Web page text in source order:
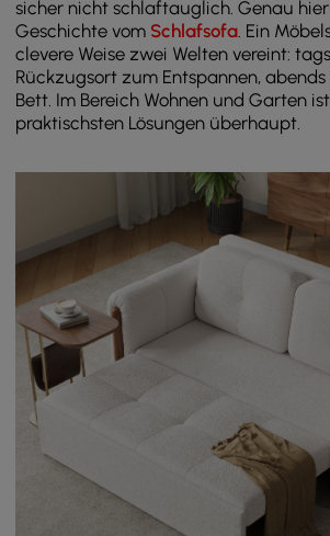
sicher nicht schlaftauglich. Genau
Geschichte vom Schlafsofa. Ein
clevere Weise zwei Welten vereint:
Rückzugsort zum Entspannen,
Bett. Im Bereich Wohnen und Garten
praktischsten Lösungen überhaupt.